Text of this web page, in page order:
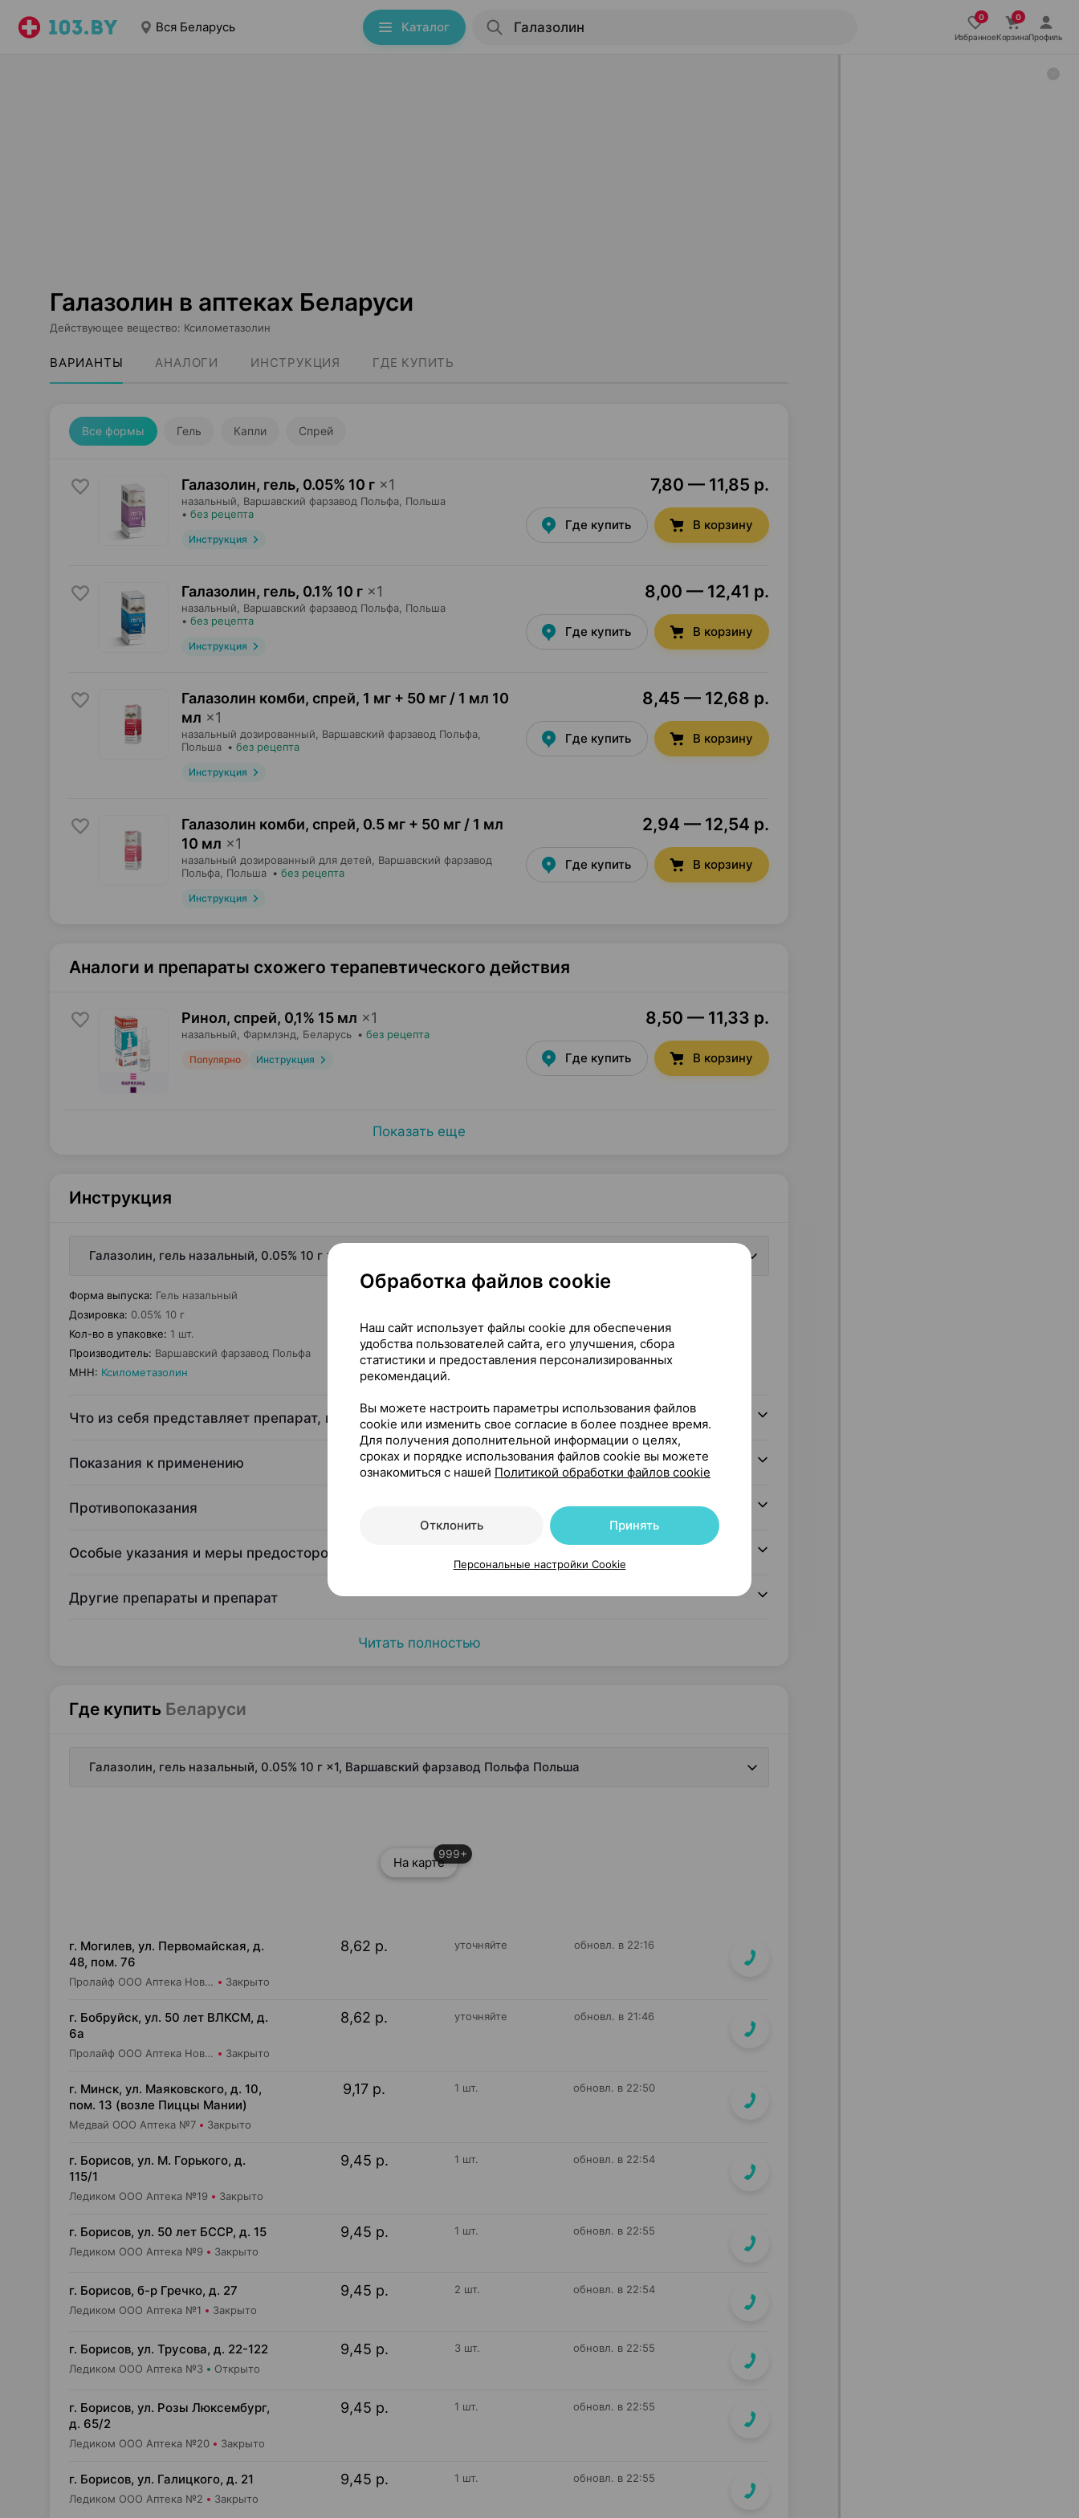
Вся Беларусь Каталог
ИзбранноеКорзинаПрофиль
Галазолин в аптеках Беларуси
Действующее вещество: Ксилометазолин
ВАРИАНТЫ АНАЛОГИ ИНСТРУКЦИЯ ГДЕ КУПИТЬ
Все формы Гель Капли Спрей
Галазолин, гель, 0.05% 10 г ×1
назальный, Варшавский фарзавод Польфа , Польша
• без рецепта
Инструкция
7,80 — 11,85 р.
Где купить В корзину
Галазолин, гель, 0.1% 10 г ×1
назальный, Варшавский фарзавод Польфа , Польша
• без рецепта
Инструкция
8,00 — 12,41 р.
Где купить В корзину
Галазолин комби, спрей, 1 мг + 50 мг / 1 мл 10
мл ×1
назальный дозированный, Варшавский фарзавод Польфа
Польша • без рецепта
Инструкция
8,45 — 12,68 р.
Где купить В корзину
Галазолин комби, спрей, 0.5 мг + 50 мг / 1 мл
10 мл ×1
назальный дозированный для детей,
Варшавский фарзавод
Польфа , Польша • без рецепта
Инструкция
2,94 — 12,54 р.
Где купить В корзину
Аналоги и препараты схожего терапевтического действия
Ринол, спрей, 0,1% 15 мл ×1
назальный, Фармлэнд , Беларусь • без рецепта
Популярно Инструкция
8,50 — 11,33 р.
Где купить В корзину
Показать еще
Инструкция
Галазолин, гель назальный, 0.05% 10 г ×1, Варшавский фарзавод Польфа Польша
Форма выпуска: Гель назальный
Дозировка: 0.05% 10 г
Кол-во в упаковке: 1 шт.
Производитель: Варшавский фарзавод Польфа
МНН: Ксилометазолин
Что из себя представляет препарат, и для чего его применяют
Показания к применению
Противопоказания
Особые указания и меры предосторожности
Другие препараты и препарат
Читать полностью
Где купить Беларуси
Галазолин, гель назальный, 0.05% 10 г ×1, Варшавский фарзавод Польфа Польша
На карте
999+
г. Могилев, ул. Первомайская, д.
48, пом. 76
Пролайф ООО Аптека Новая №7 Закрыто
8,62 р. уточняйте обновл. в 22:16
г. Бобруйск, ул. 50 лет ВЛКСМ, д.
6а
Пролайф ООО Аптека Новая №3 Закрыто
8,62 р. уточняйте обновл. в 21:46
г. Минск, ул. Маяковского, д. 10,
пом. 13 (возле Пиццы Мании)
Медвай ООО Аптека №7 Закрыто
9,17 р. 1 шт. обновл. в 22:50
г. Борисов, ул. М. Горького, д.
115/1
Ледиком ООО Аптека №19 Закрыто
9,45 р. 1 шт. обновл. в 22:54
г. Борисов, ул. 50 лет БССР, д. 15
Ледиком ООО Аптека №9 Закрыто
9,45 р. 1 шт. обновл. в 22:55
г. Борисов, б-р Гречко, д. 27
Ледиком ООО Аптека №1 Закрыто
9,45 р. 2 шт. обновл. в 22:54
г. Борисов, ул. Трусова, д. 22-122
Ледиком ООО Аптека №3 Открыто
9,45 р. 3 шт. обновл. в 22:55
г. Борисов, ул. Розы Люксембург,
д. 65/2
Ледиком ООО Аптека №20 Закрыто
9,45 р. 1 шт. обновл. в 22:55
г. Борисов, ул. Галицкого, д. 21
Ледиком ООО Аптека №2 Закрыто
9,45 р. 1 шт. обновл. в 22:55
Обработка файлов cookie
Наш сайт использует файлы cookie для обеспечения
удобства пользователей сайта, его улучшения, сбора
статистики и предоставления персонализированных
рекомендаций.
Вы можете настроить параметры использования файлов
cookie или изменить свое согласие в более позднее время.
Для получения дополнительной информации о целях,
сроках и порядке использования файлов cookie вы можете
ознакомиться с нашей Политикой обработки файлов cookie
Отклонить Принять
Персональные настройки Cookie